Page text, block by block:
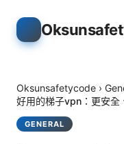
Oksunsafetycode ›
好用的梯子vpn：更安全
GENERAL